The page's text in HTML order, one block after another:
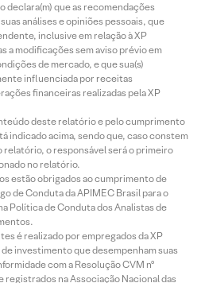
declara(m) que as recomendações
análises e opiniões pessoais, que
inclusive em relação à XP
a modificações sem aviso prévio em
de mercado, e que sua(s)
influenciada por receitas
financeiras realizadas pela XP
deste relatório e pelo cumprimento
indicado acima, sendo que, caso constem
relatório, o responsável será o primeiro
no relatório.
estão obrigados ao cumprimento de
de Conduta da APIMEC Brasil para o
Política de Conduta dos Analistas de
é realizado por empregados da XP
investimento que desempenham suas
com a Resolução CVM nº
na Associação Nacional das